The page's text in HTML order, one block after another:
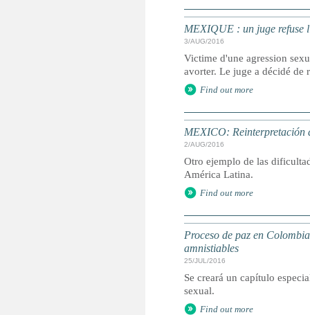
MEXIQUE : un juge refuse
3/AUG/2016
Victime d'une agression
avorter. Le juge a décidé
Find out more
MEXICO: Reinterpretación
2/AUG/2016
Otro ejemplo de las
América Latina.
Find out more
Proceso de paz en
amnistiables
25/JUL/2016
Se creará un capítulo
sexual.
Find out more